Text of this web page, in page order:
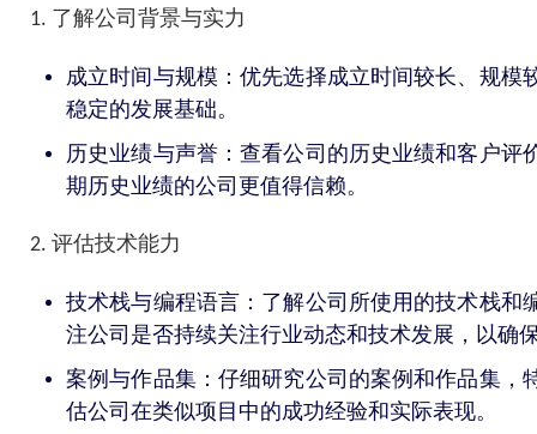
1. 了解公司背景与实力
成立时间与规模：优先选择成立时间较长、规
稳定的发展基础。
历史业绩与声誉：查看公司的历史业绩和客户
期历史业绩的公司更值得信赖。
2. 评估技术能力
技术栈与编程语言：了解公司所使用的技术栈
注公司是否持续关注行业动态和技术发展，以确
案例与作品集：仔细研究公司的案例和作品集
估公司在类似项目中的成功经验和实际表现。